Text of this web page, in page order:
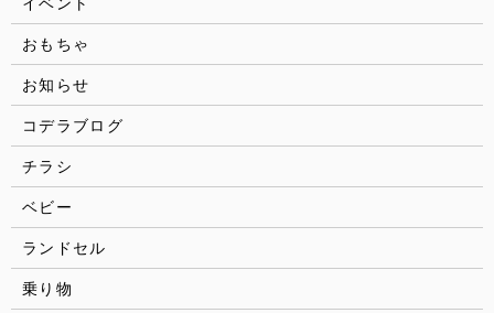
イベント
おもちゃ
お知らせ
コデラブログ
チラシ
ベビー
ランドセル
乗り物